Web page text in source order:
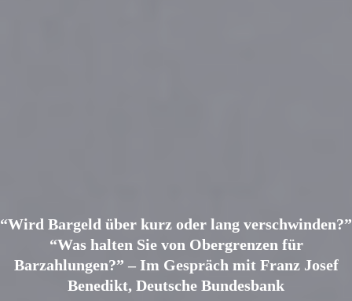
“Wird Bargeld über kurz oder lang verschwinden?”
“Was halten Sie von Obergrenzen für
Barzahlungen?” – Im Gespräch mit Franz Josef
Benedikt, Deutsche Bundesbank